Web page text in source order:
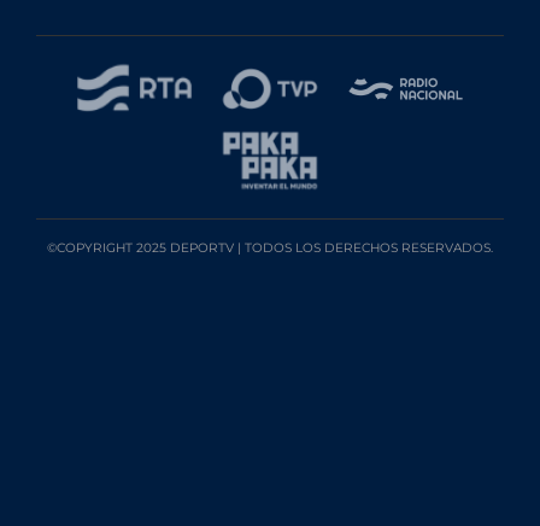
©COPYRIGHT 2025 DEPORTV | TODOS LOS DERECHOS RESERVADOS.